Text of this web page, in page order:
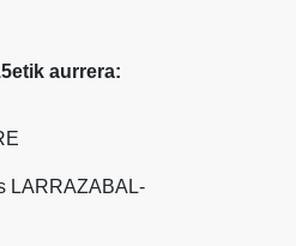
aurrera:
LARRAZABAL-